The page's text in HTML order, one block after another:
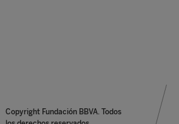
Copyright Fundación BBVA. Todos